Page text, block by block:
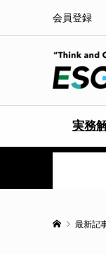
会員登録
実務
最新記